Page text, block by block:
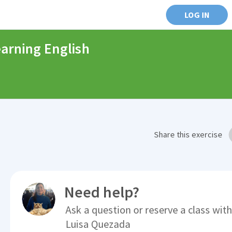
LOG IN
English
Share this exercise
Need help?
Ask a question or reserve a class with
Luisa Quezada